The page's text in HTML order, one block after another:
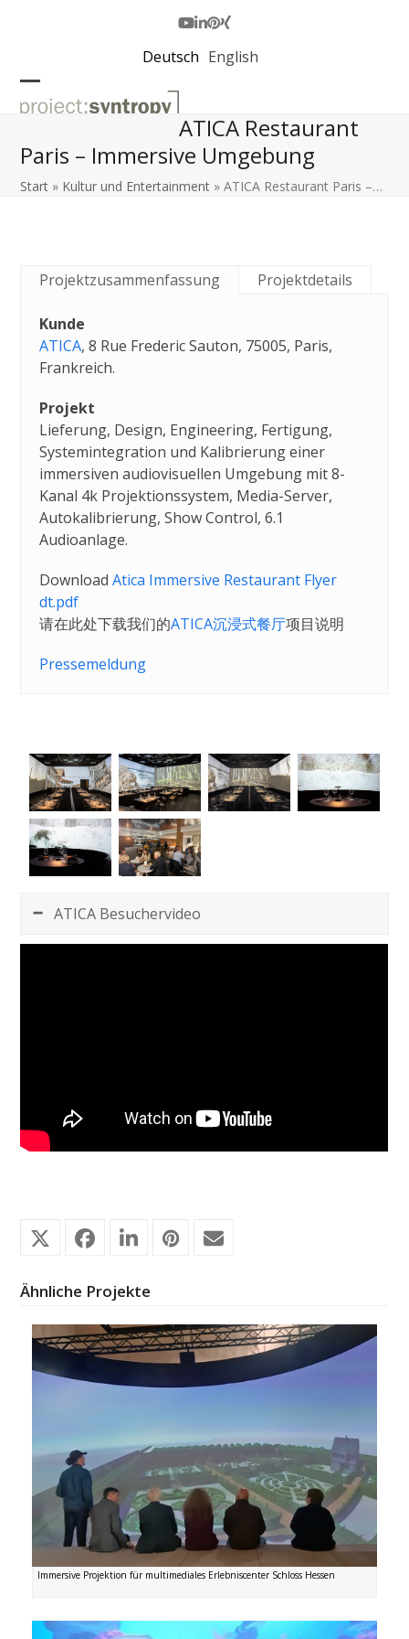
Deutsch English
Open
menu
Close
menu
ATICA Restaurant
Paris – Immersive Umgebung
Start » Kultur und Entertainment »ATICA Restaurant Paris –…
Projektzusammenfassung Projektdetails
Kunde
ATICA, 8 Rue Frederic Sauton, 75005, Paris,
Frankreich.
Projekt
Lieferung, Design, Engineering, Fertigung,
Systemintegration und Kalibrierung einer
immersiven audiovisuellen Umgebung mit 8-
Kanal 4k Projektionssystem, Media-Server,
Autokalibrierung, Show Control, 6.1
Audioanlage.
DownloadAtica Immersive Restaurant Flyer
dt.pdf
请在此处下载我们的ATICA沉浸式餐厅项目说明
Pressemeldung
ATICA Besuchervideo
Ähnliche Projekte
Immersive Projektion für multimediales Erlebniscenter Schloss Hessen